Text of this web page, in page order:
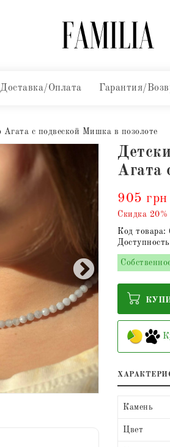
Доставка/Оплата Гарантия/
Агата с подвеской Мишка в позолоте
Агата
905 грн
Скидка 20%
Код товара:
Камень
Цвет